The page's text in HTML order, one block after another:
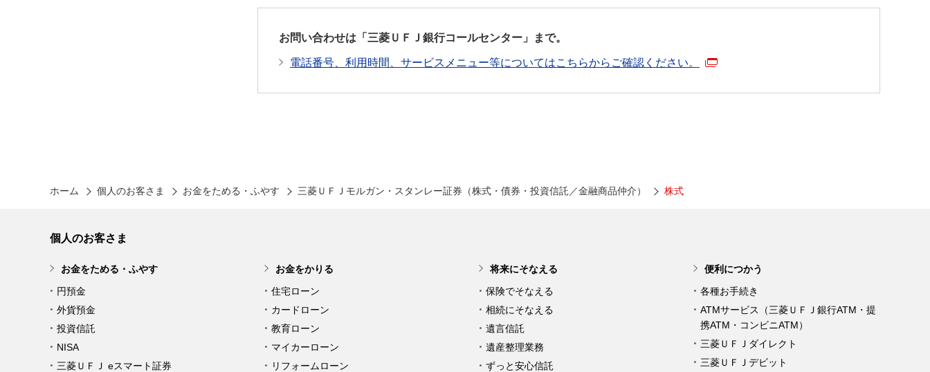
お問い合わせは「三菱ＵＦＪ銀行コールセンター」まで。
電話番号、利用時間、サービスメニュー等についてはこちらからご確認ください。
ホーム 個人のお客さま お金をためる・ふやす 三菱ＵＦＪモルガン・スタンレー証券（株式・債券・投資信託／金融商品仲介） 株式
個人のお客さま
お金をためる・ふやす
円預金
外貨預金
投資信託
NISA
三菱ＵＦＪ eスマート証券
お金をかりる
住宅ローン
カードローン
教育ローン
マイカーローン
リフォームローン
将来にそなえる
保険でそなえる
相続にそなえる
遺言信託
遺産整理業務
ずっと安心信託
便利につかう
各種お手続き
ATMサービス（三菱ＵＦＪ銀行ATM・提
携ATM・コンビニATM）
三菱ＵＦＪダイレクト
三菱ＵＦＪデビット